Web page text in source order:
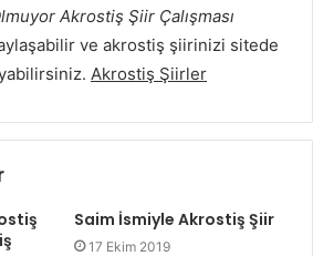
Akrostiş Şiir Çalışması
ve akrostiş şiirinizi sitede
Akrostiş Şiirler
Saim İsmiyle Akrostiş Şiir
17 Ekim 2019